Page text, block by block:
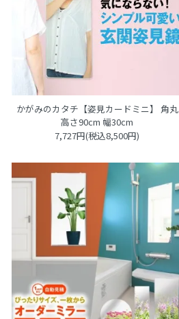
かがみのカタチ【姿見カードミニ】 角丸
高さ90cm 幅30cm
7,727円(税込8,500円)